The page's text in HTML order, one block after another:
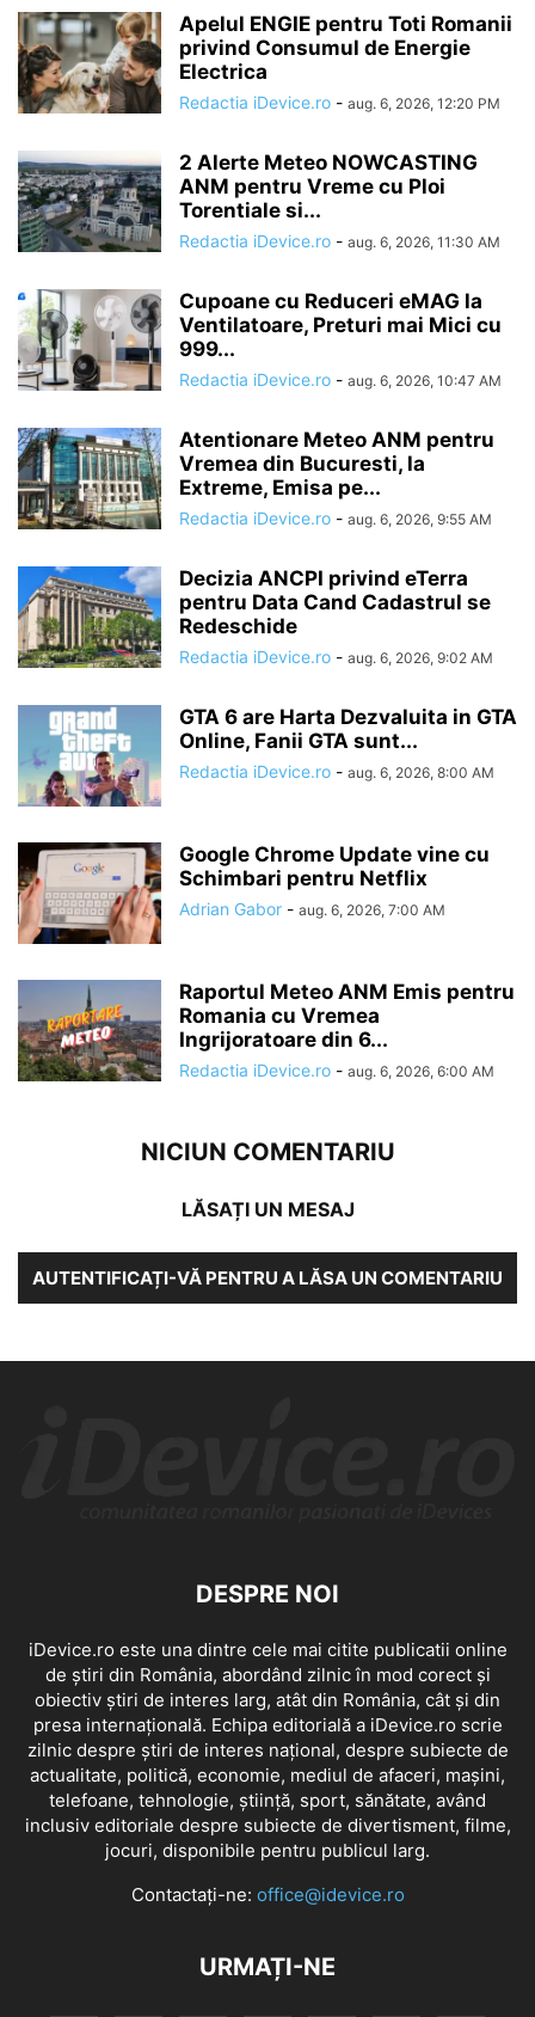
Apelul ENGIE pentru Toti Romanii
privind Consumul de Energie
Electrica
Redactia iDevice.ro - aug. 6, 2026, 12:20 PM
2 Alerte Meteo NOWCASTING
ANM pentru Vreme cu Ploi
Torentiale si...
Redactia iDevice.ro - aug. 6, 2026, 11:30 AM
Cupoane cu Reduceri eMAG la
Ventilatoare, Preturi mai Mici cu
999...
Redactia iDevice.ro - aug. 6, 2026, 10:47 AM
Atentionare Meteo ANM pentru
Vremea din Bucuresti, la
Extreme, Emisa pe...
Redactia iDevice.ro - aug. 6, 2026, 9:55 AM
Decizia ANCPI privind eTerra
pentru Data Cand Cadastrul se
Redeschide
Redactia iDevice.ro - aug. 6, 2026, 9:02 AM
GTA 6 are Harta Dezvaluita in GTA
Online, Fanii GTA sunt...
Redactia iDevice.ro - aug. 6, 2026, 8:00 AM
Google Chrome Update vine cu
Schimbari pentru Netflix
Adrian Gabor - aug. 6, 2026, 7:00 AM
Raportul Meteo ANM Emis pentru
Romania cu Vremea
Ingrijoratoare din 6...
Redactia iDevice.ro - aug. 6, 2026, 6:00 AM
NICIUN COMENTARIU
LĂSAȚI UN MESAJ
AUTENTIFICAȚI-VĂ PENTRU A LĂSA UN COMENTARIU
DESPRE NOI
iDevice.ro este una dintre cele mai citite publicatii online
de știri din România, abordând zilnic în mod corect și
obiectiv știri de interes larg, atât din România, cât și din
presa internațională. Echipa editorială a iDevice.ro scrie
zilnic despre știri de interes național, despre subiecte de
actualitate, politică, economie, mediul de afaceri, mașini,
telefoane, tehnologie, știință, sport, sănătate, având
inclusiv editoriale despre subiecte de divertisment, filme,
jocuri, disponibile pentru publicul larg.
Contactați-ne: office@idevice.ro
URMAȚI-NE